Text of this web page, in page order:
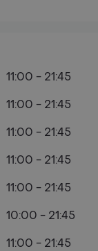
11:00 - 21:45
11:00 - 21:45
11:00 - 21:45
11:00 - 21:45
11:00 - 21:45
10:00 - 21:45
11:00 - 21:45